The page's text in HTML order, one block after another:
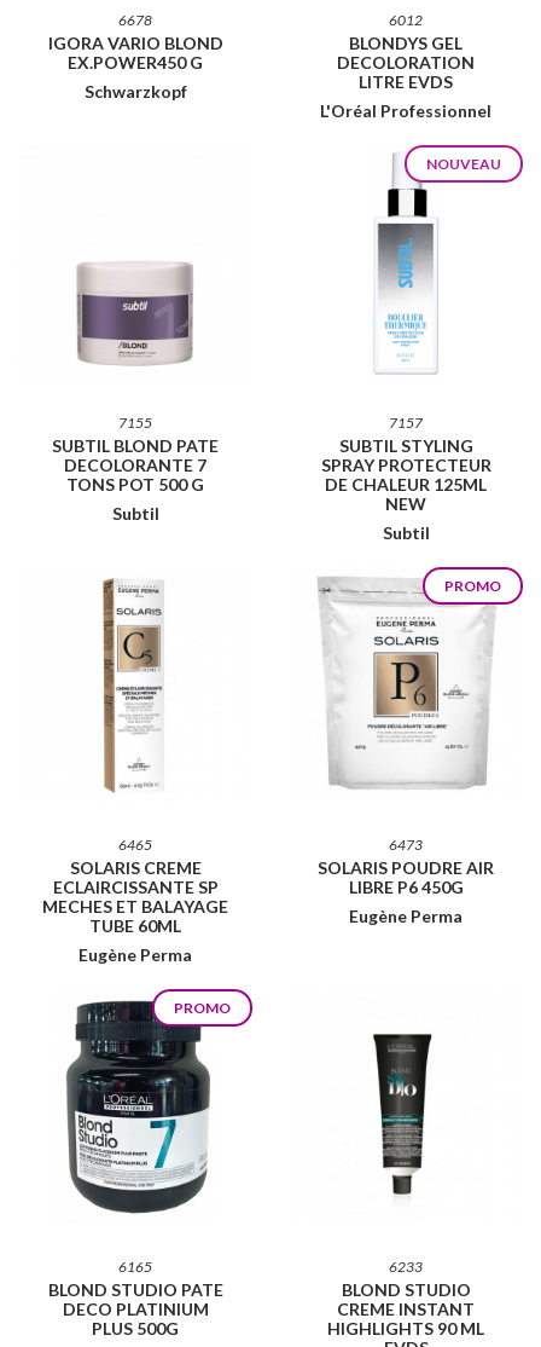
6678
IGORA VARIO BLOND
EX.POWER450 G
Schwarzkopf
6012
BLONDYS GEL
DECOLORATION
LITRE EVDS
L'Oréal Professionnel
7155
SUBTIL BLOND PATE
DECOLORANTE 7
TONS POT 500 G
Subtil
NOUVEAU
7157
SUBTIL STYLING
SPRAY PROTECTEUR
DE CHALEUR 125ML
NEW
Subtil
6465
SOLARIS CREME
ECLAIRCISSANTE SP
MECHES ET BALAYAGE
TUBE 60ML
Eugène Perma
PROMO
6473
SOLARIS POUDRE AIR
LIBRE P6 450G
Eugène Perma
PROMO
6165
BLOND STUDIO PATE
DECO PLATINIUM
PLUS 500G
6233
BLOND STUDIO
CREME INSTANT
HIGHLIGHTS 90 ML